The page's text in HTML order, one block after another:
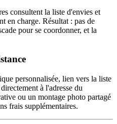
consultent la liste d'envies et
en charge. Résultat : pas de
pour se coordonner, et la
personnalisée, lien vers la liste
à l'adresse du
ou un montage photo partagé
frais supplémentaires.